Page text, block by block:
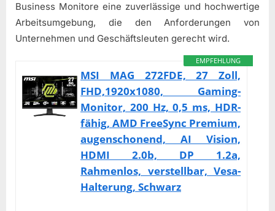
Business Monitore eine zuverlässige und hochwertige
Arbeitsumgebung, die den Anforderungen von
Unternehmen und Geschäftsleuten gerecht wird.
EMPFEHLUNG
MSI MAG 272FDE, 27 Zoll,
FHD,1920x1080, Gaming-
Monitor, 200 Hz, 0,5 ms, HDR-
fähig, AMD FreeSync Premium,
augenschonend, AI Vision,
HDMI 2.0b, DP 1.2a,
Rahmenlos, verstellbar, Vesa-
Halterung, Schwarz